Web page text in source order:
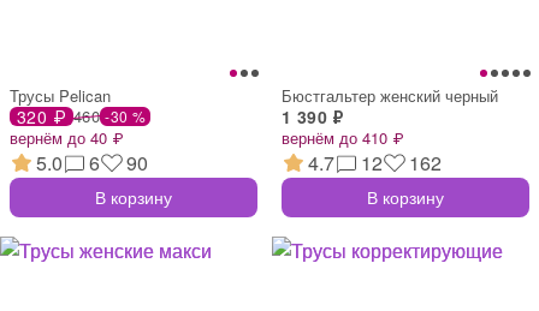
Трусы Pelican
320 ₽ 460 -30 %
вернём до 40 ₽
5.0 6 90
В корзину
Бюстгальтер женский черный
1 390 ₽
вернём до 410 ₽
4.7 12 162
В корзину